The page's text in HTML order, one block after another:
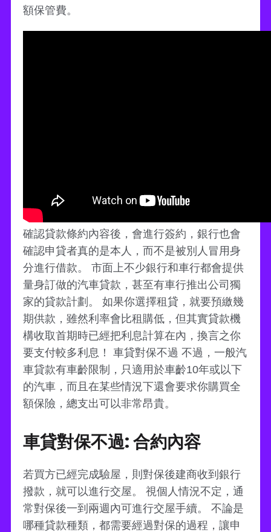
額保管費。
確認貸款條約內容後，會進行簽約，銀行也會
確認申貸者真的是本人，而不是被別人冒用身
分進行借款。 市面上不少銀行和車行都會提供
量身訂做的汽車貸款，甚至有車行推出公司獨
家的貸款計劃。 如果你選擇租貸，就要預繳幾
期供款，雖然利率會比租購低，但其實貸款機
構收取首期時已經把利息計算在內，換言之你
要支付較多利息！ 車貸對保不過 不過，一般汽
車貸款有車齡限制，只適用於車齡10年或以下
的汽車，而且在某些情況下還會要求你購買全
額保險，總支出可以非常昂貴。
車貸對保不過: 合約內容
若買方已經完成驗屋，則對保後建商收到銀行
撥款，就可以進行交屋。 視個人情況不定，通
常對保後一到兩週內可進行交屋手續。 不論是
哪種貸款種類，都需要經過對保的過程，讓申